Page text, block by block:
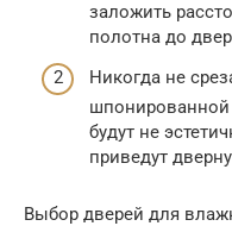
заложить
полотна до
Никогда не
шпонированной
будут не
приведут
Выбор дверей для